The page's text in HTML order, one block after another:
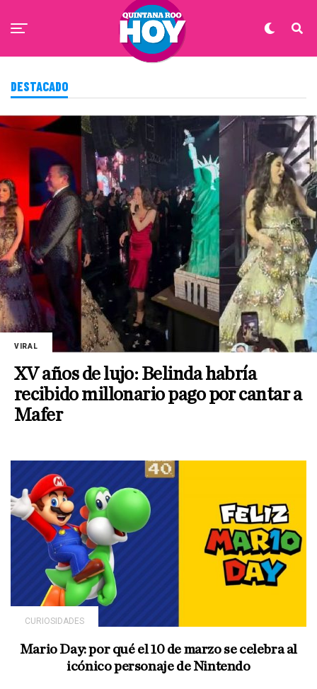
DESTACADO
VIRAL
XV años de lujo: Belinda habría
recibido millonario pago por cantar a
Mafer
CURIOSIDADES
Mario Day: por qué el 10 de marzo se celebra al
icónico personaje de Nintendo